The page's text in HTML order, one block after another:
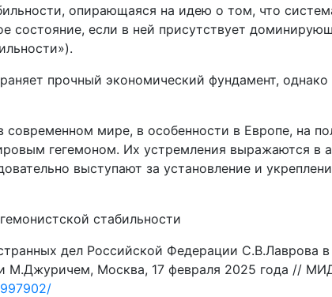
опирающаяся на идею о том, что
состояние, если в ней присутствует
прочный экономический фундамент,
мире, в особенности в Европе, на
гегемоном. Их устремления выражаются в
выступают за установление и
стабильности
дел Российской Федерации С.В.Лаврова
М.Джуричем, Москва, 17 февраля 2025 года //